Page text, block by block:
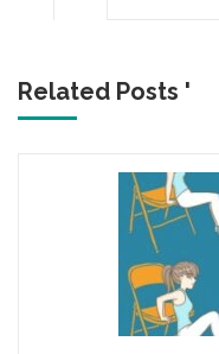
Related Posts '